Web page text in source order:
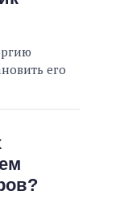
его